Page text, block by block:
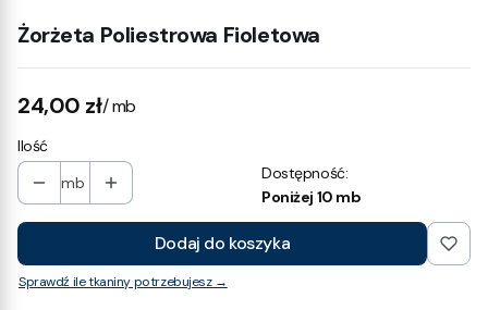
Żorżeta Poliestrowa Fioletowa
Cena
24,00 zł/ mb
Ilość
mb
Dostępność:
Poniżej 10 mb
Dodaj do koszyka
Sprawdź ile tkaniny potrzebujesz →